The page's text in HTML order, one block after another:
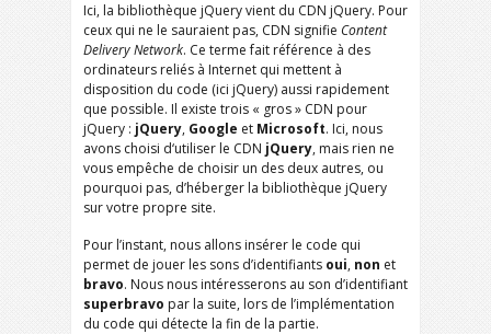
Ici, la bibliothèque jQuery vient du CDN jQuery. Pour
ceux qui ne le sauraient pas, CDN signifie Content
Delivery Network. Ce terme fait référence à des
ordinateurs reliés à Internet qui mettent à
disposition du code (ici jQuery) aussi rapidement
que possible. Il existe trois « gros » CDN pour
jQuery : jQuery, Google et Microsoft. Ici, nous
avons choisi d‘utiliser le CDN jQuery, mais rien ne
vous empêche de choisir un des deux autres, ou
pourquoi pas, d’héberger la bibliothèque jQuery
sur votre propre site.
Pour l’instant, nous allons insérer le code qui
permet de jouer les sons d’identifiants oui, non et
bravo. Nous nous intéresserons au son d’identifiant
superbravo par la suite, lors de l’implémentation
du code qui détecte la fin de la partie.